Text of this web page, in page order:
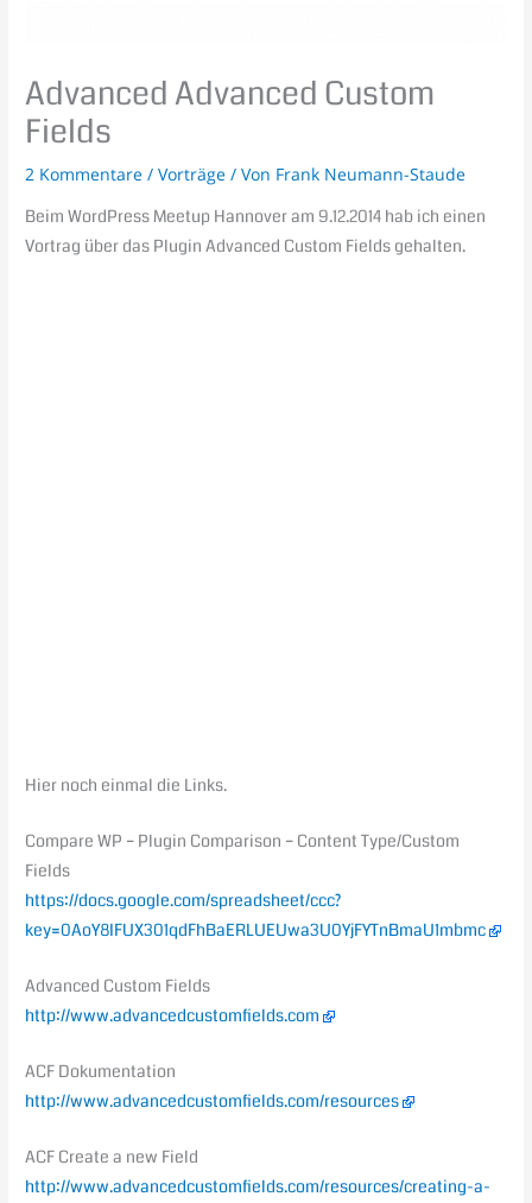
Advanced Advanced Custom
Fields
2 Kommentare /Vorträge / Von Frank Neumann-Staude
Beim WordPress Meetup Hannover am 9.12.2014 hab ich einen
Vortrag über das Plugin Advanced Custom Fields gehalten.
Hier noch einmal die Links.
Compare WP – Plugin Comparison – Content Type/Custom
Fields
https://docs.google.com/spreadsheet/ccc?
key=0AoY8IFUX301qdFhBaERLUEUwa3U0YjFYTnBmaU1mbmc
Advanced Custom Fields
http://www.advancedcustomfields.com
ACF Dokumentation
http://www.advancedcustomfields.com/resources
ACF Create a new Field
http://www.advancedcustomfields.com/resources/creating-a-